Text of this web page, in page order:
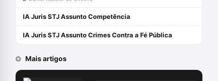
IA Juris STJ Assunto Competência
IA Juris STJ Assunto Crimes Contra a Fé Pública
Mais artigos